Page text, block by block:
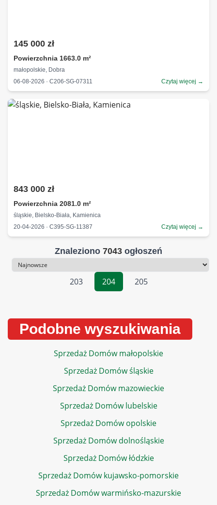
145 000 zł
Powierzchnia 1663.0 m²
małopolskie, Dobra
06-08-2026 · C206-SG-07311
Czytaj więcej →
843 000 zł
Powierzchnia 2081.0 m²
śląskie, Bielsko-Biała, Kamienica
20-04-2026 · C395-SG-11387
Czytaj więcej →
Znaleziono 7043 ogłoszeń
Sortowanie
203
204 205
Podobne wyszukiwania
Sprzedaż Domów małopolskie
Sprzedaż Domów śląskie
Sprzedaż Domów mazowieckie
Sprzedaż Domów lubelskie
Sprzedaż Domów opolskie
Sprzedaż Domów dolnośląskie
Sprzedaż Domów łódzkie
Sprzedaż Domów kujawsko-pomorskie
Sprzedaż Domów warmińsko-mazurskie